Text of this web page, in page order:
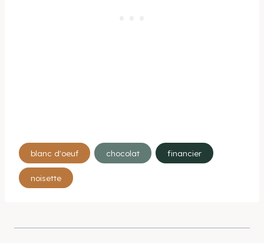
Étiquettes
de
la
blanc d'oeuf chocolat financier
noisette